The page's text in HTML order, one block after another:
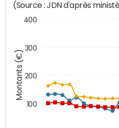
Montants (€)
(Source : JDN d'après
100
200
300
400